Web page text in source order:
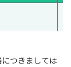
つきましては